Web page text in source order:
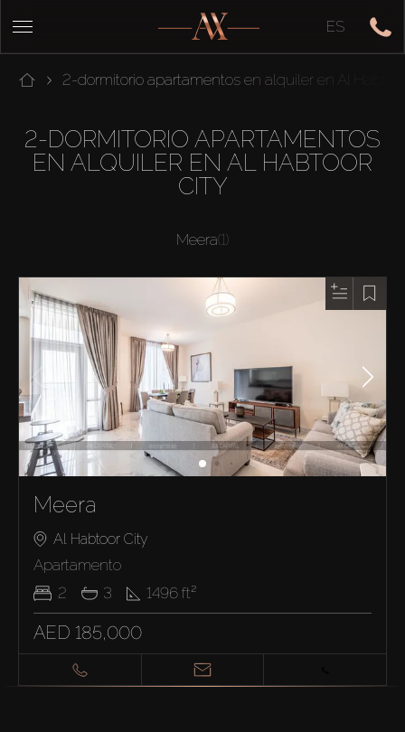
ES
2-dormitorio apartamentos en alquiler en Al
2-DORMITORIO APARTAMENTOS
EN ALQUILER EN AL HABTOOR
CITY
Meera(1)
Meera
Al Habtoor City
Apartamento
2
3 1496 ft²
AED 185,000